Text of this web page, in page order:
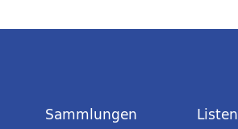
Sammlungen Listen